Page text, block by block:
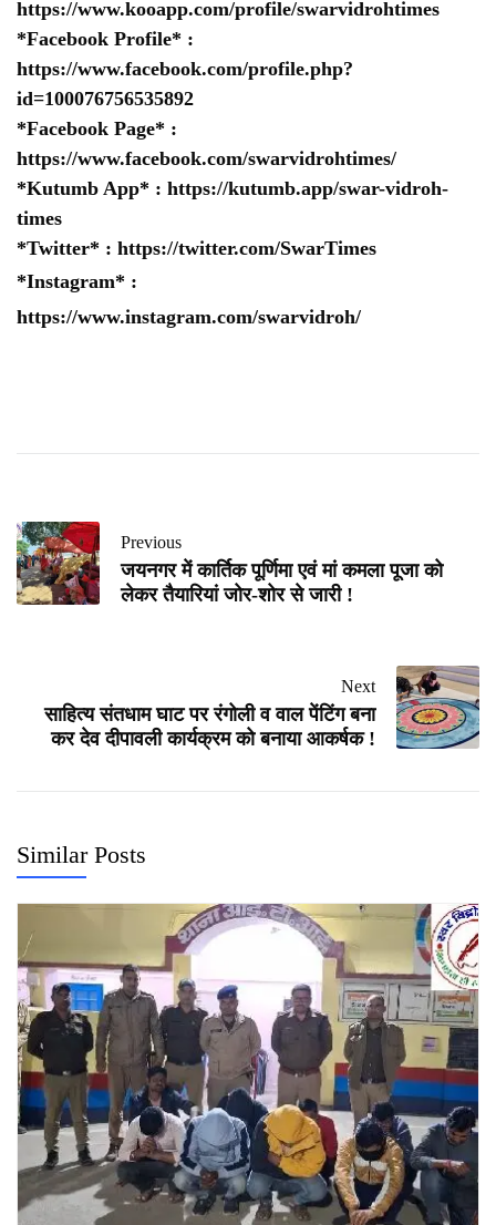
https://www.kooapp.com/profile/swarvidrohtimes
*Facebook Profile* :
https://www.facebook.com/profile.php?
id=100076756535892
*Facebook Page* :
https://www.facebook.com/swarvidrohtimes/
*Kutumb App* : https://kutumb.app/swar-vidroh-
times
*Twitter* : https://twitter.com/SwarTimes
*Instagram* :
https://www.instagram.com/swarvidroh/
Previous
जयनगर में कार्तिक पूर्णिमा एवं मां कमला पूजा को
लेकर तैयारियां जोर-शोर से जारी !
Next
साहित्य संतधाम घाट पर रंगोली व वाल पेंटिंग बना
कर देव दीपावली कार्यक्रम को बनाया आकर्षक !
Similar Posts